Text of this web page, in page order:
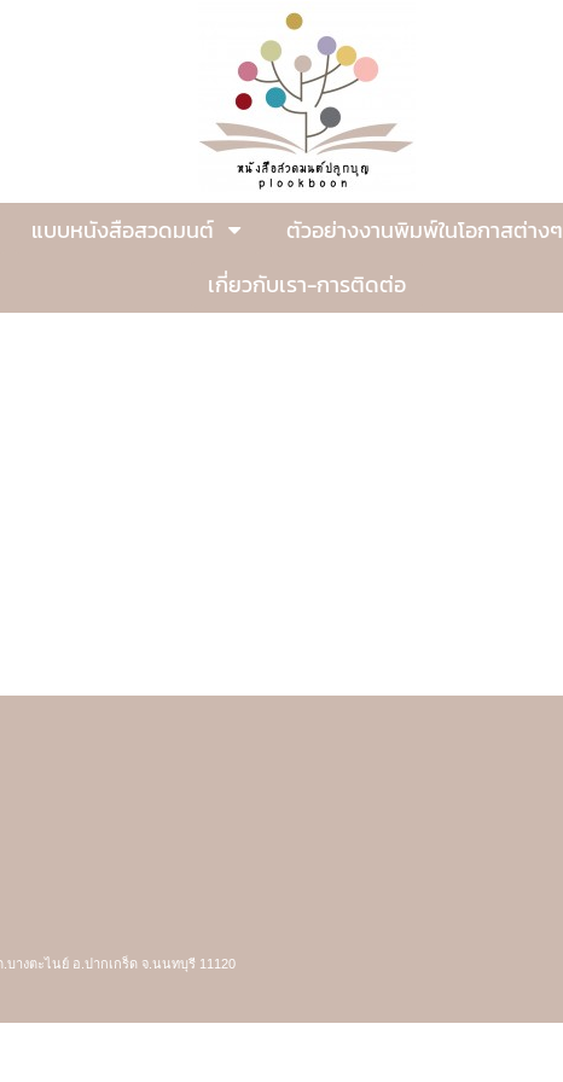
แบบหนังสือสวดมนต์ ตัวอย่างงานพิมพ์ในโอกาสต่างๆ
เกี่ยวกับเรา-การติดต่อ
างตะไนย์ อ.ปากเกร็ด จ.นนทบุรี 11120